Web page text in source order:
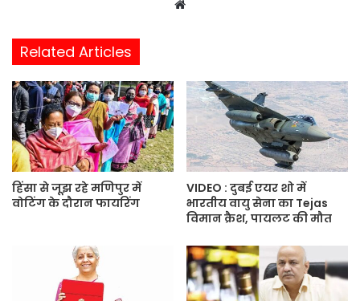
i
t
Related Articles
हिंसा से जूझ रहे मणिपुर में
वोटिंग के दौरान फायरिंग
VIDEO : दुबई एयर शो में
भारतीय वायु सेना का Tejas
विमान क्रैश, पायलट की मौत